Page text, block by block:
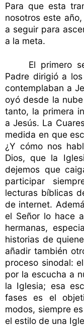
Para que esta
nosotros este
a seguir para
a la meta.
El primero
Padre dirigió a
contemplaban a
oyó desde la
tanto, la primera
a Jesús. La
medida en que
¿Y cómo nos
Dios, que la
dejemos que
participar
lecturas bíblicas
de internet.
el Señor lo hace
hermanas,
historias de
añadir también
proceso sinodal:
por la escucha a
la Iglesia; esa
fases es el
modos, siempre
el estilo de una